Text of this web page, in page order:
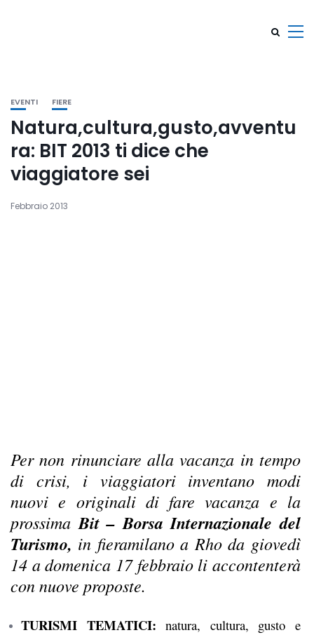
EVENTI FIERE
Natura,cultura,gusto,avventu
ra: BIT 2013 ti dice che
viaggiatore sei
Febbraio 2013
Per non rinunciare alla vacanza in tempo
di crisi, i viaggiatori inventano modi
nuovi e originali di fare vacanza e la
prossima Bit – Borsa Internazionale del
Turismo, in fieramilano a Rho da giovedì
14 a domenica 17 febbraio li accontenterà
con nuove proposte.
TURISMI TEMATICI: natura, cultura, gusto e